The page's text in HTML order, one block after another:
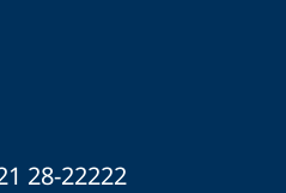
28-22222